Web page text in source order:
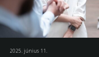
2025. június 11.